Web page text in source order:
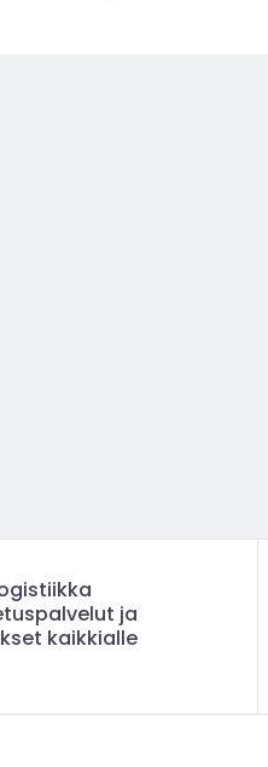
ja
kaikkialle